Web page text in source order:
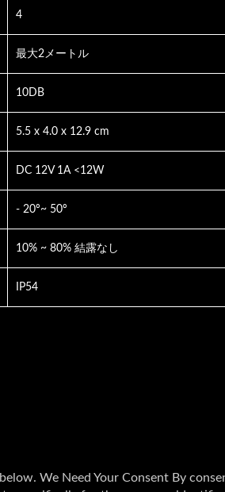
4
最大2メートル
10DB
5.5 x 4.0 x 12.9 cm
DC 12V 1A <12W
- 20º~ 50º
10% ~ 80% 結露なし
IP54